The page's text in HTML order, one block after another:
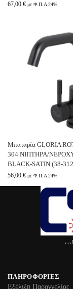
67,00 € με Φ.Π.Α 24%
Μπαταρία GLORIA
304 ΝΙΠΤΗΡΑ/
BLACK-SATIN (38-
56,00 € με Φ.Π.Α 24%
ΠΛΗΡΟΦΟΡΊΕΣ
Εξέλιξη Παραγγελίας